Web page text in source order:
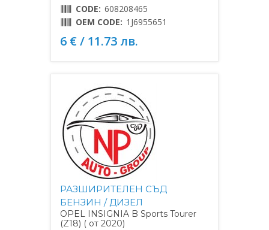
CODE: 608208465
OEM CODE: 1J6955651
6 € / 11.73 лв.
РАЗШИРИТЕЛЕН СЪД
БЕНЗИН / ДИЗЕЛ
OPEL INSIGNIA B Sports Tourer
(Z18) ( от 2020)